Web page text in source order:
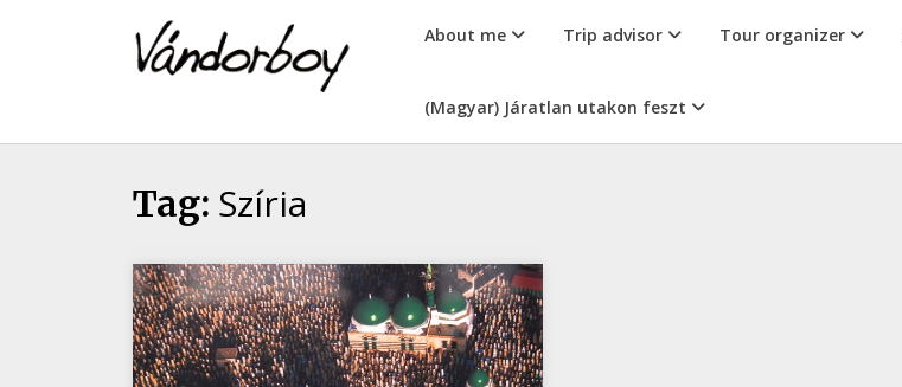
vandorboy
About me Trip advisor Tour organizer
(Magyar) Járatlan utakon feszt
Tag: Szíria